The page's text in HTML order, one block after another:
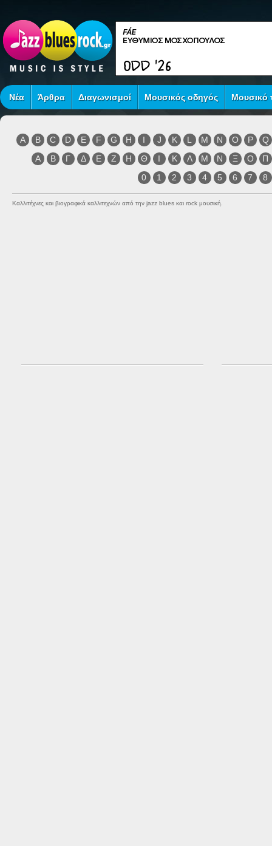
Νέα Άρθρα Διαγωνισμοί Μουσικός οδηγός Μουσικό
A B C D E F G H I J K L M N O P
Q
Α
Β Γ Δ Ε Ζ Η Θ Ι Κ Λ Μ Ν Ξ Ο
Π
0
1 2 3 4 5 6 7 8
Καλλιτέχνες και βιογραφικά καλλιτεχνών από την jazz blues και rock μουσική.